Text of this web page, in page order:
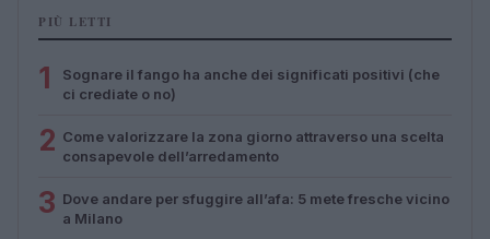
PIÙ LETTI
1
Sognare il fango ha anche dei significati positivi (che
ci crediate o no)
2 Come valorizzare la zona giorno attraverso una scelta
consapevole dell’arredamento
3 Dove andare per sfuggire all’afa: 5 mete fresche vicino
a Milano